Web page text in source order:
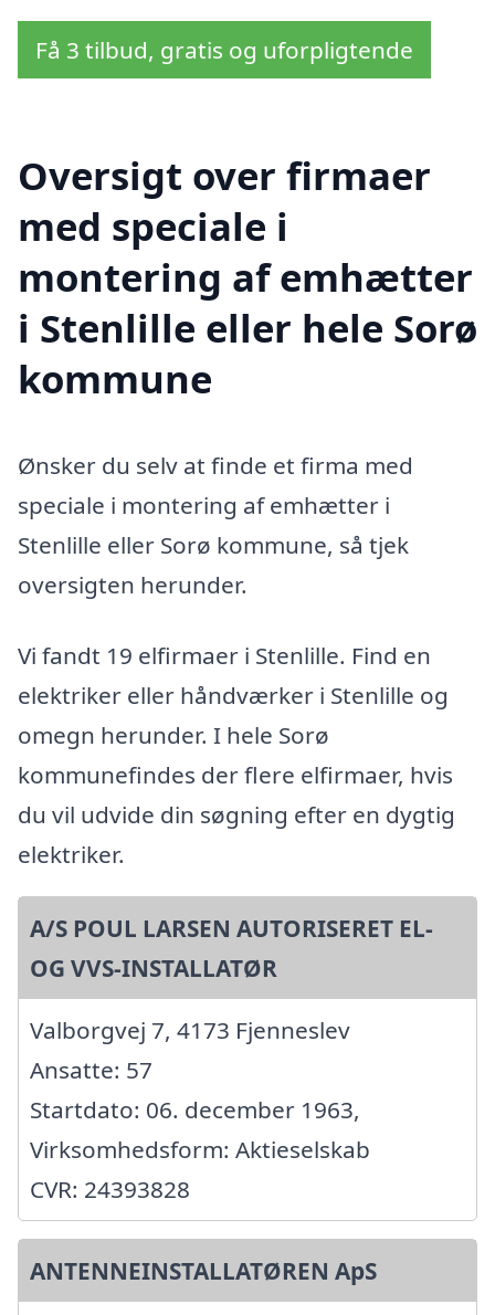
Få 3 tilbud, gratis og uforpligtende
Oversigt over firmaer
med speciale i
montering af emhætter
i Stenlille eller hele Sorø
kommune
Ønsker du selv at finde et firma med
speciale i montering af emhætter i
Stenlille eller Sorø kommune, så tjek
oversigten herunder.
Vi fandt 19 elfirmaer i Stenlille. Find en
elektriker eller håndværker i Stenlille og
omegn herunder. I hele Sorø
kommunefindes der flere elfirmaer, hvis
du vil udvide din søgning efter en dygtig
elektriker.
A/S POUL LARSEN AUTORISERET EL-
OG VVS-INSTALLATØR
Valborgvej 7, 4173 Fjenneslev
Ansatte: 57
Startdato: 06. december 1963,
Virksomhedsform: Aktieselskab
CVR: 24393828
ANTENNEINSTALLATØREN ApS